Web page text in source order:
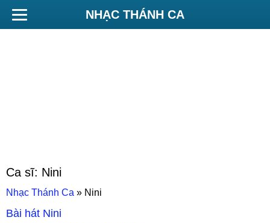
NHẠC THÁNH CA
Ca sĩ: Nini
Nhạc Thánh Ca » Nini
Bài hát Nini